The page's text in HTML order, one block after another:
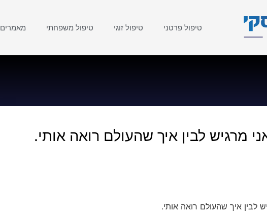
טיפול פרטני טיפול זוגי טיפול משפחתי מאמרים
מרגיש לבין איך שהעולם רואה אותי.
לבין איך שהעולם רואה אותי.